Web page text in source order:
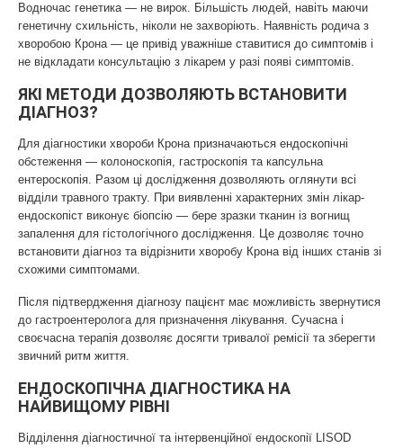
Водночас генетика — не вирок. Більшість людей, навіть маючи
генетичну схильність, ніколи не захворіють. Наявність родича з
хворобою Крона — це привід уважніше ставитися до симптомів і
не відкладати консультацію з лікарем у разі появі симптомів.
ЯКІ МЕТОДИ ДОЗВОЛЯЮТЬ ВСТАНОВИТИ
ДІАГНОЗ?
Для діагностики хвороби Крона призначаються ендоскопічні
обстеження — колоноскопія, гастроскопія та капсульна
ентероскопія. Разом ці дослідження дозволяють оглянути всі
відділи травного тракту. При виявленні характерних змін лікар-
ендоскопіст виконує біопсію — бере зразки тканин із вогнищ
запалення для гістологічного дослідження. Це дозволяє точно
встановити діагноз та відрізнити хворобу Крона від інших станів зі
схожими симптомами.
Після підтвердження діагнозу пацієнт має можливість звернутися
до гастроентеролога для призначення лікування. Сучасна і
своєчасна терапія дозволяє досягти тривалої ремісії та зберегти
звичний ритм життя.
ЕНДОСКОПІЧНА ДІАГНОСТИКА НА
НАЙВИЩОМУ РІВНІ
Відділення діагностичної та інтервенційної ендоскопії LISOD